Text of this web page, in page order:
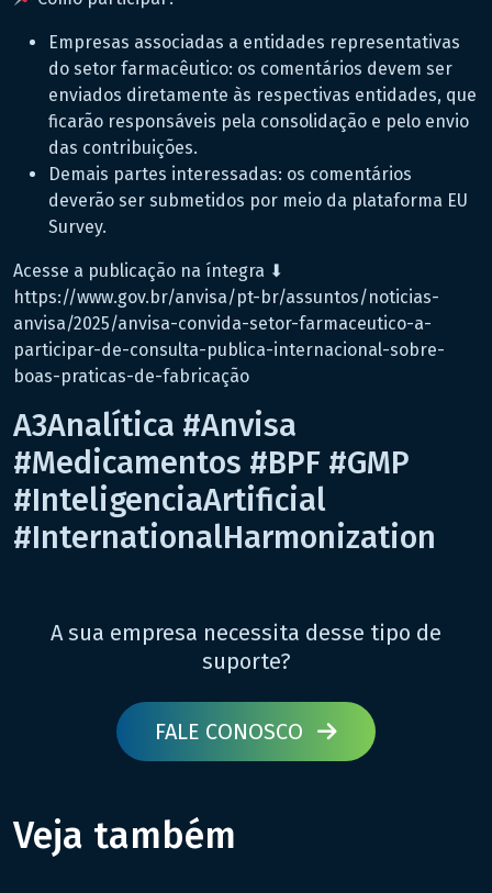
Empresas associadas a entidades representativas
do setor farmacêutico: os comentários devem ser
enviados diretamente às respectivas entidades, que
ficarão responsáveis pela consolidação e pelo envio
das contribuições.
Demais partes interessadas: os comentários
deverão ser submetidos por meio da plataforma EU
Survey.
Acesse a publicação na íntegra ⬇
https://www.gov.br/anvisa/pt-br/assuntos/noticias-
anvisa/2025/anvisa-convida-setor-farmaceutico-a-
participar-de-consulta-publica-internacional-sobre-
boas-praticas-de-fabricação
A3Analítica #Anvisa
#Medicamentos #BPF #GMP
#InteligenciaArtificial
#InternationalHarmonization
A sua empresa necessita desse tipo de
suporte?
FALE CONOSCO
Veja também